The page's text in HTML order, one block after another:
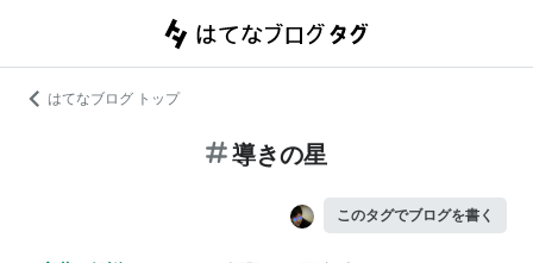
はてなブログ トップ
導きの星
このタグでブログを書く